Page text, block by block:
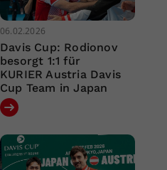
06.02.2026
Davis Cup: Rodionov
besorgt 1:1 für
KURIER Austria Davis
Cup Team in Japan